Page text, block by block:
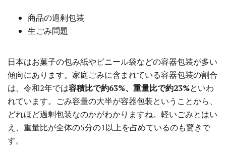
商品の過剰包装
生ごみ問題
日本はお菓子の包み紙やビニール袋などの容器包装が多い
傾向にあります。家庭ごみに含まれている容器包装の割合
は、令和2年では容積比で約63%、重量比で約23%といわ
れています。ごみ容量の大半が容器包装ということから、
どれほど過剰包装なのかがわかりますね。軽いごみとはい
え、重量比が全体の5分の1以上を占めているのも驚きで
す。